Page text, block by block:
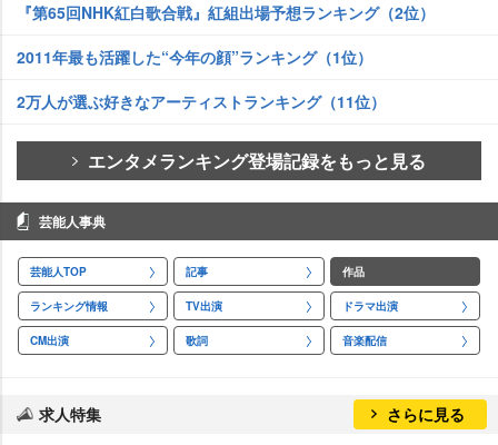
『第65回NHK紅白歌合戦』紅組出場予想ランキング（2位）
2011年最も活躍した“今年の顔”ランキング（1位）
2万人が選ぶ好きなアーティストランキング（11位）
エンタメランキング登場記録をもっと見る
芸能人事典
芸能人TOP 記事 作品
ランキング情報 TV出演 ドラマ出演
CM出演 歌詞 音楽配信
求人特集 さらに見る